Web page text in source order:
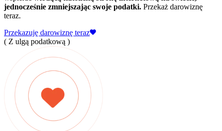
jednocześnie zmniejszając swoje podatki. Przekaż darowiznę
teraz.
Przekazuję darowiznę teraz
( Z ulgą podatkową )